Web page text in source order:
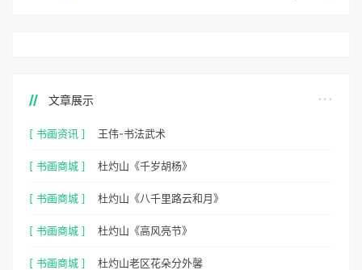
文章展示
[ 书画资讯 ] 王伟-书法武术
[ 书画商城 ] 杜灼山《千岁胡杨》
[ 书画商城 ] 杜灼山《八千里路云和月》
[ 书画商城 ] 杜灼山《高风亮节》
[ 书画商城 ] 杜灼山老区花朵分外馨